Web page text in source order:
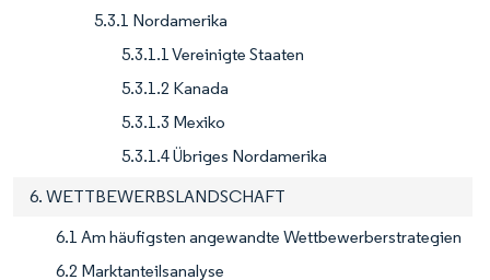
5.3.1 Nordamerika
5.3.1.1 Vereinigte Staaten
5.3.1.2 Kanada
5.3.1.3 Mexiko
5.3.1.4 Übriges Nordamerika
6. WETTBEWERBSLANDSCHAFT
6.1 Am häufigsten angewandte Wettbewerberstrategien
6.2 Marktanteilsanalyse